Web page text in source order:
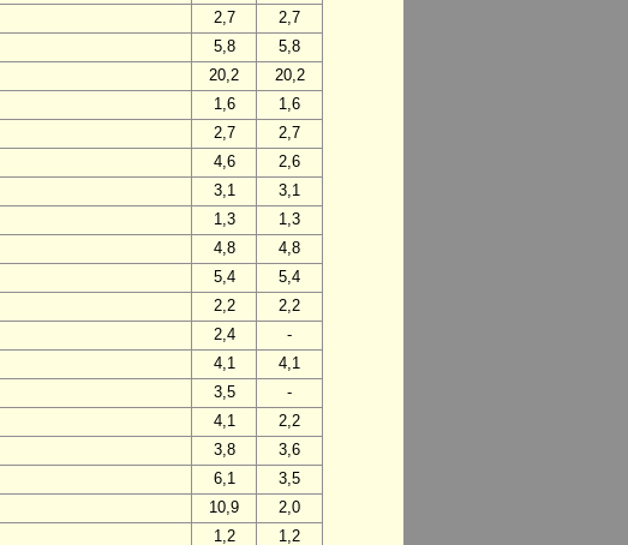
2,7
2,7
5,8
5,8
20,2
20,2
1,6
1,6
2,7
2,7
4,6
2,6
3,1
3,1
1,3
1,3
4,8
4,8
5,4
5,4
2,2
2,2
2,4
-
4,1
4,1
3,5
-
4,1
2,2
3,8
3,6
6,1
3,5
10,9
2,0
1,2
1,2